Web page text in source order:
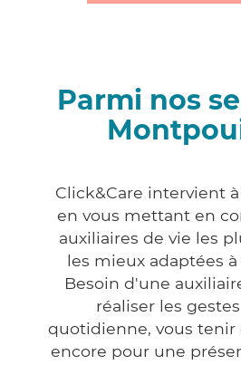
Parmi nos
Click&Care intervient
en vous mettant en
auxiliaires de vie les
les mieux adaptées à
Besoin d'une
réaliser les
quotidienne, vous tenir
encore pour une